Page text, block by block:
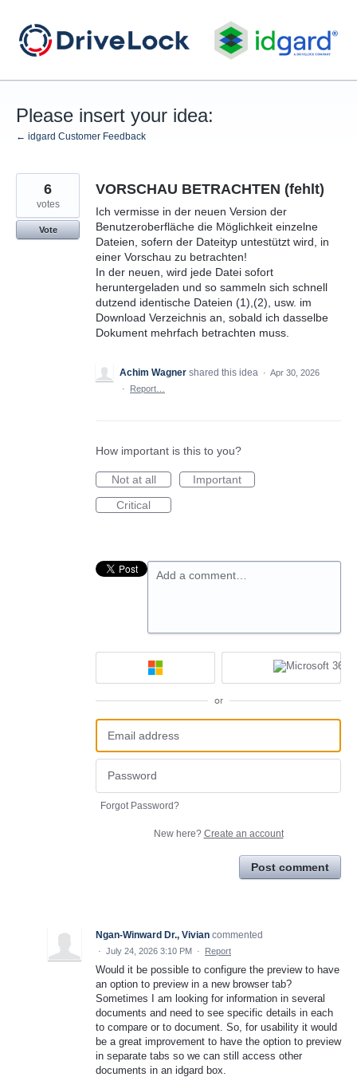
to
content
Please insert your idea:
← idgard Customer Feedback
VORSCHAU BETRACHTEN (fehlt)
Ich vermisse in der neuen Version der
Benutzeroberfläche die Möglichkeit einzelne
Dateien, sofern der Dateityp untestützt wird, in
einer Vorschau zu betrachten!
In der neuen, wird jede Datei sofort
heruntergeladen und so sammeln sich schnell
dutzend identische Dateien (1),(2), usw. im
Download Verzeichnis an, sobald ich dasselbe
Dokument mehrfach betrachten muss.
6
votes
Vote
Achim Wagner shared this idea · Apr 30, 2026
·
Report…
How important is this to you?
Not at all
Important
Critical
Add a comment…
or
Forgot Password?
New here? Create an account
Post comment
Ngan-Winward Dr., Vivian commented
· July 24, 2026 3:10 PM · Report
Would it be possible to configure the preview to have
an option to preview in a new browser tab?
Sometimes I am looking for information in several
documents and need to see specific details in each
to compare or to document. So, for usability it would
be a great improvement to have the option to preview
in separate tabs so we can still access other
documents in an idgard box.